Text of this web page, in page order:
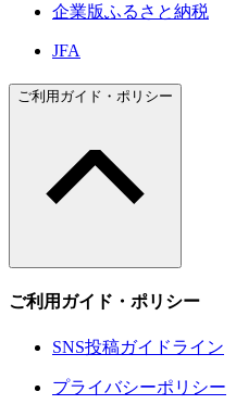
企業版ふるさと納税
JFA
ご利用ガイド・ポリシー
ご利用ガイド・ポリシー
SNS投稿ガイドライン
プライバシーポリシー